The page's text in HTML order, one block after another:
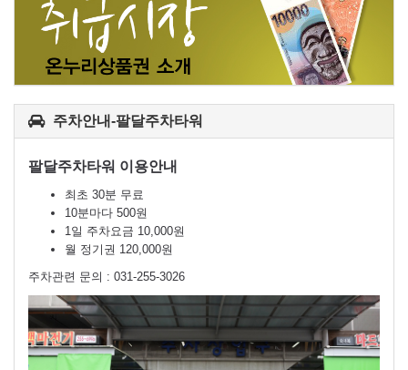
주차안내-팔달주차타워
팔달주차타워 이용안내
최초 30분 무료
10분마다 500원
1일 주차요금 10,000원
월 정기권 120,000원
주차관련 문의 : 031-255-3026